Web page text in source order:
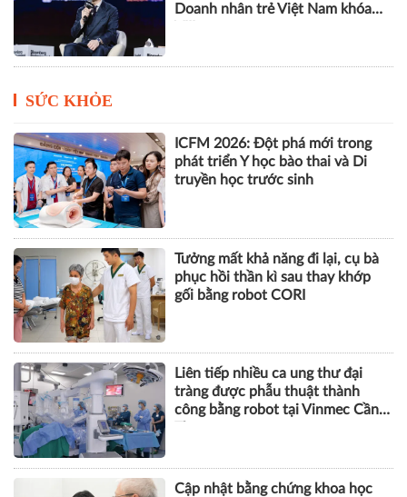
Doanh nhân trẻ Việt Nam khóa
SỨC KHỎE
ICFM 2026: Đột phá mới trong
phát triển Y học bào thai và Di
truyền học trước sinh
Tưởng mất khả năng đi lại, cụ bà
phục hồi thần kì sau thay khớp
gối bằng robot CORI
Liên tiếp nhiều ca ung thư đại
tràng được phẫu thuật thành
công bằng robot tại Vinmec Cần
Cập nhật bằng chứng khoa học